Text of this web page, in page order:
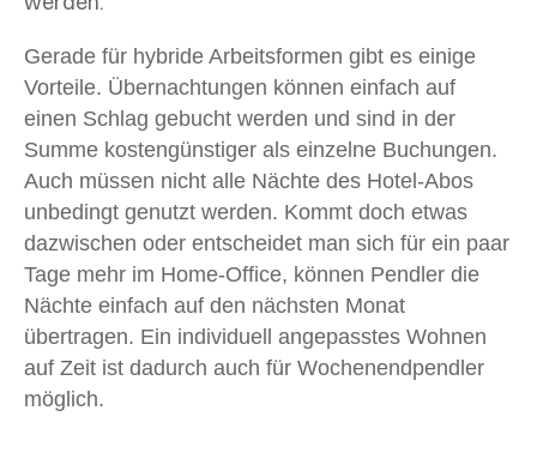
Gerade für hybride Arbeitsformen gibt es einige
Vorteile. Übernachtungen können einfach auf
einen Schlag gebucht werden und sind in der
Summe kostengünstiger als einzelne Buchungen.
Auch müssen nicht alle Nächte des Hotel-Abos
unbedingt genutzt werden. Kommt doch etwas
dazwischen oder entscheidet man sich für ein paar
Tage mehr im Home-Office, können Pendler die
Nächte einfach auf den nächsten Monat
übertragen. Ein individuell angepasstes Wohnen
auf Zeit ist dadurch auch für Wochenendpendler
möglich.